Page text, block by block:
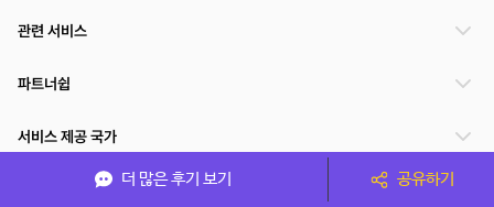
더 많은 후기 보기 공유하기
관련 서비스
파트너쉽
서비스 제공 국가